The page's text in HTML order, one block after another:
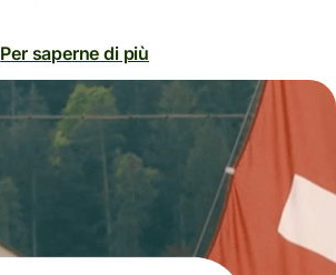
Per saperne di più